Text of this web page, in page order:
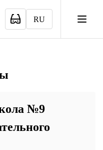
RU
№9